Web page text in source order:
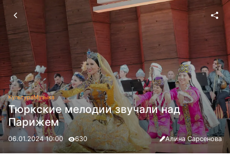
КультураМузыка
Тюркские мелодии звучали над
Парижем
06.01.2024 10:00 630 Алина Сарсенова